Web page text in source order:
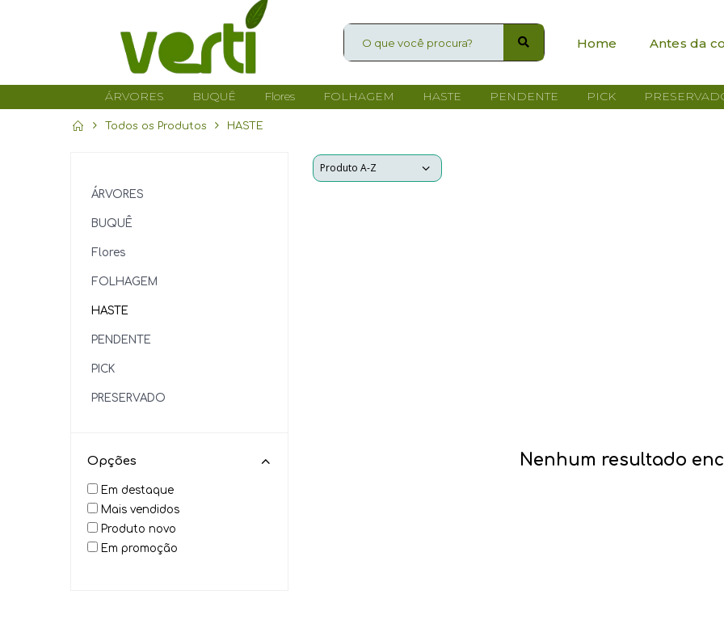
Home Antes da
ÁRVORES BUQUÊ Flores FOLHAGEM HASTE PENDENTE PICK
Todos os Produtos HASTE
Nenhum resultado
ÁRVORES
BUQUÊ
Flores
FOLHAGEM
HASTE
PENDENTE
PICK
PRESERVADO
Opções
Em destaque
Mais vendidos
Produto novo
Em promoção